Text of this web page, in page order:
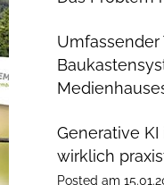
Umfassender
Generative
wirklich
Posted am